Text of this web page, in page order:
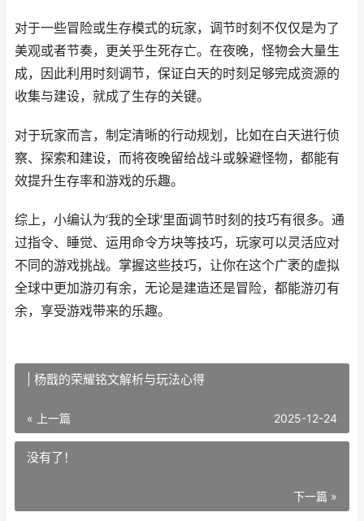
对于一些冒险或生存模式的玩家，调节时刻不仅仅是为了
美观或者节奏，更关乎生死存亡。在夜晚，怪物会大量生
成，因此利用时刻调节，保证白天的时刻足够完成资源的
收集与建设，就成了生存的关键。
对于玩家而言，制定清晰的行动规划，比如在白天进行侦
察、探索和建设，而将夜晚留给战斗或躲避怪物，都能有
效提升生存率和游戏的乐趣。
综上，小编认为‘我的全球’里面调节时刻的技巧有很多。通
过指令、睡觉、运用命令方块等技巧，玩家可以灵活应对
不同的游戏挑战。掌握这些技巧，让你在这个广袤的虚拟
全球中更加游刃有余，无论是建造还是冒险，都能游刃有
余，享受游戏带来的乐趣。
| 杨戬的荣耀铭文解析与玩法心得
« 上一篇 2025-12-24
没有了！
下一篇 »